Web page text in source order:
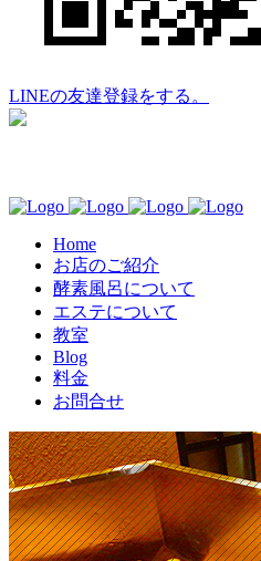
LINEの友達登録をする。
Home
お店のご紹介
酵素風呂について
エステについて
教室
Blog
料金
お問合せ